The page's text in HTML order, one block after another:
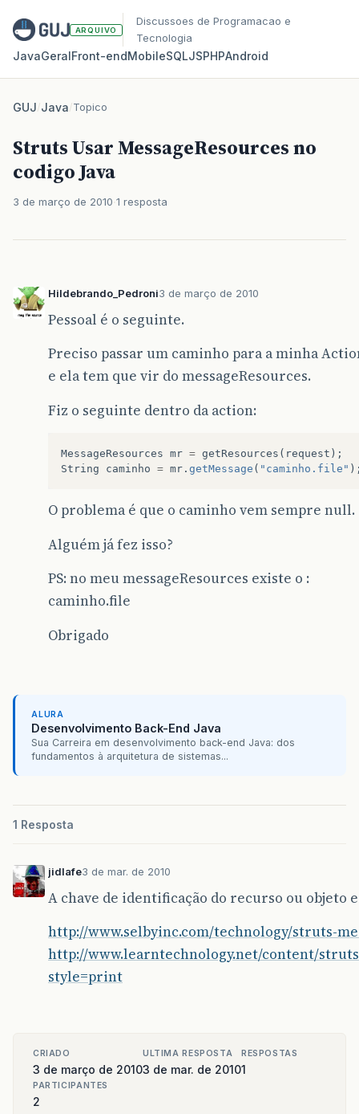
ARQUIVO
Discussoes de Programacao e
Tecnologia
JavaGeralFront‑endMobileSQLJSPHPAndroid
GUJ/Java/Topico
Struts Usar MessageResources no
codigo Java
3 de março de 2010 1 resposta
Hildebrando_Pedroni3 de março de 2010
Pessoal é o seguinte.
Preciso passar um caminho para a minha
e ela tem que vir do messageResources.
Fiz o seguinte dentro da action:
MessageResources mr = getResources ( request );
String
caminho = mr . getMessage ( "caminho.file"
O problema é que o caminho vem sempre null.
Alguém já fez isso?
PS: no meu messageResources existe o :
caminho.file
Obrigado
ALURA
Desenvolvimento Back-End Java
Sua Carreira em desenvolvimento back-end Java: dos
fundamentos à arquitetura de sistemas...
1 Resposta
jidlafe3 de mar. de 2010
A chave de identificação do recurso ou objeto
http://www.selbyinc.com/technology/struts-
http://www.learntechnology.net/content/
style=print
CRIADO
3 de março de 2010
ULTIMA RESPOSTA
3 de mar. de 2010
RESPOSTAS
1
PARTICIPANTES
2